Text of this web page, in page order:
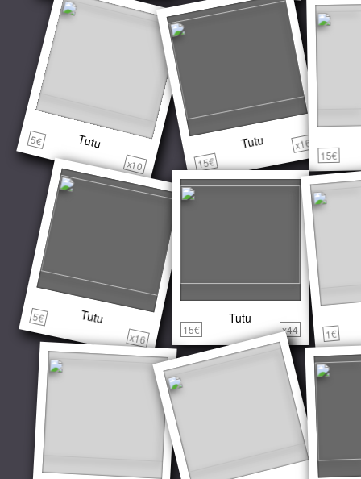
Tutu
5€
x10
Tutu
15€
x16
15€
Tutu
5€
x16
Tutu
15€ x44 1€